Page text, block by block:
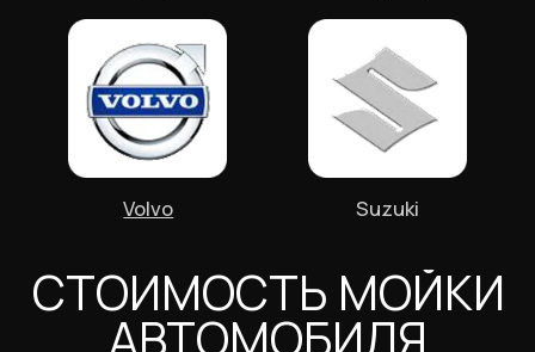
КОМПЛИМЕНТЫ ОТ АТЕЛЬЕ
Наша выдача — это всегда настоящее
театральное действо, от которого наши
клиенты приходят в восторг.
LUXURY СЕРВИС
Руководитель лично сопровождает практически
все проекты. Угощает свежесваренным кофе, и
оплачивает такси бизнес-класса, пока ваша машина
в центре.